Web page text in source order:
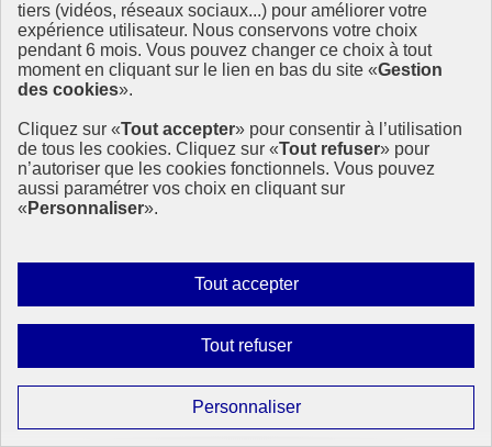
tiers (vidéos, réseaux sociaux...) pour améliorer votre
expérience utilisateur. Nous conservons votre choix
pendant 6 mois. Vous pouvez changer ce choix à tout
moment en cliquant sur le lien en bas du site «Gestion
des cookies».
Cliquez sur «Tout accepter» pour consentir à l’utilisation
de tous les cookies. Cliquez sur «Tout refuser» pour
n’autoriser que les cookies fonctionnels. Vous pouvez
aussi paramétrer vos choix en cliquant sur
« Personnaliser».
Tout accepterAutoriser
tous
Tout refuserInterdire
tous
PersonnaliserParamétrer
les
24 juin 2021 - En Europe